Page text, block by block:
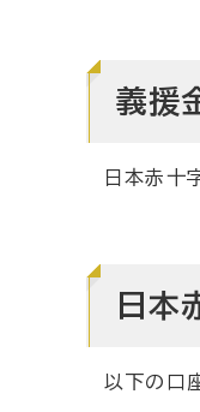
義援
日本赤十
日本
以下の口